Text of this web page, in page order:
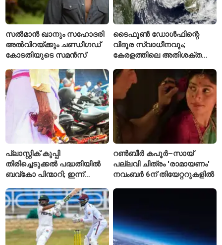
സൽമാൻ ഖാനും സഹോദരി
അൽവിറയ്ക്കും ചണ്ഡീഗഡ്
കോടതിയുടെ സമൻസ്
ടൈഫൂൺ ഡോൾഫിന്റെ
വിദൂര സ്വാധീനവും;
കേരളത്തിലെ അതിശക്ത
കാരണമായേക്കുമെന്ന്
റിപ്പോർട്ട്
പ്ലാസ്റ്റിക് കുപ്പി
തിരിച്ചെടുക്കൽ പദ്ധതിയിൽ
ബവ്കോ പിന്മാറി; ഇന്ന്
സ്വീകരിക്കില്ല
റൺബീർ കപൂർ–സായ്
പല്ലവി ചിത്രം 'രാമായണം'
നവംബർ 6ന് തിയേറ്ററുകളിൽ